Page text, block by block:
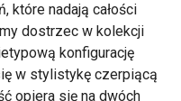
które nadają całości
dostrzec w kolekcji
konfigurację
w stylistykę czerpiącą
opiera się na dwóch